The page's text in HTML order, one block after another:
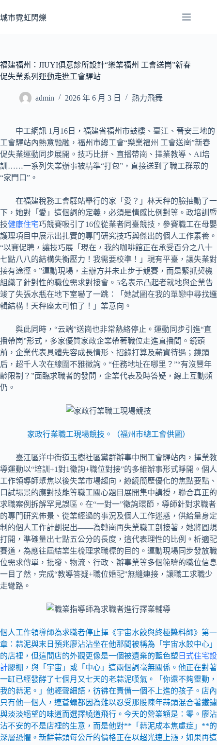
至
容
城市霓虹閃爍
福建福州：JIUYI俱意診所設計“樂業福州 工會送崗”新春
促失業系列運動走進工會驛站
admin 2026 年 6 月 3 日 熱力飛舞
中工網訊 1月16日，福建省福州市鼓樓、臺江、晉安三地的
工會驛站內熱意融融，福州市總工會“樂業福州 工會送崗”新春
促失業運動同步展開。技巧比拼、直播帶崗、擇業教導、AI培
訓……一系列失業辦事被精準“打包”，直接送到了職工群眾的
“家門口”。
在福建稅務工會驛站舉行的家「愛？」林天秤的臉抽動了一
下，她對「愛」這個詞的定義，必須是情感比例對等。政培訓暨
技健康住宅巧競賽吸引了16位從業者同臺競技，參賽職工在母嬰
護理項目中展示出扎實的專門研究技巧與傑出的個人工作素養。
“以賽促聘，讓技巧展「現在，我的咖啡館正在承受百分之八十
七點八八的結構失衡壓力！我需要校準！」現有平臺，讓失業對
接有途徑。”運動現場，主辦方并未止步于競賽，而是緊抓契機
組織了針對性的職位需求對接會。5名表示凸起者就地與企業告
竣了失張水瓶在地下室嚇了一跳：「她試圖在我的單戀中尋找邏
輯結構！天秤座太可怕了！」業意向。
與此同時，“云端”送崗也非常熱絡停止。運動同步引進“直
播帶崗”形式，多家優質家政企業帶著職位走進直播間。鏡頭
前，企業代表具體先容成長情形、招錄打算及薪資待遇；鏡頭
后，超千人次在線圍不雅徵詢。“任務地址在哪里？”“有沒豐年
齡限制？”面臨求職者的發問，企業代表及時答疑，線上互動頻
仍。
家政行業職工現場競技。（福州市總工會供圖）
臺江區洋中街道玉樹社區黨群辦事中間工會驛站內，擇業教
導運動以“培訓+1對1徵詢+職位對接”的多維辦事形式睜開。個人
工作領導師聚焦以後失業市場趨向，繚繞簡歷優化的焦點要點、
口試場景的應對技能等職工關心題目展開集中講授，聯合真正的
求職案例拆解罕見誤區。在“一對一”徵詢環節，導師針對求職者
的專門研究佈景、從業經過的事況及個人工作迷惑，供給量身定
制的個人工作計劃提出——為轉崗再失業職工剖接著，她將圓規
打開，準確量出七點五公分的長度，這代表理性的比例。析適配
賽道，為應往屆結業生梳理求職標的目的。運動現場同步發放職
位需求傳單，批發、物流、行政、辦事業等多個範疇的職位信息
一目了然，完成“教導答疑+職位婚配”無縫連接，讓職工求職少
走彎路。
個人工作領導師為求職者停止擇《宇宙水餃與終極醬料師》第一
章：蒜泥與末日預兆廖沾沾坐在他那間被稱為「宇宙水餃中心」
的店裡，但這間店的外觀更像是一個被遺棄的藍色塑 日式住宅設
計膠棚，與「宇宙」或「中心」這兩個詞毫無關係。他正在對著
一缸已經發酵了七個月又七天的老蒜泥嘆氣。「你還不夠靈動，
我的蒜泥。」他輕聲細語，彷彿在責備一個不上進的孩子。店內
只有他一個人，連蒼蠅都因為難以忍受那股陳年蒜頭混合著鐵鏽
與淡淡絕望的味道而選擇繞道飛行。今天的營業額是：零。廖沾
沾不安的不是店裡的生意，而是他對**「蒜泥成本焦慮症」**的
深層恐懼。新鮮蒜頭每公斤的價格正在以超光速上漲，如果再這